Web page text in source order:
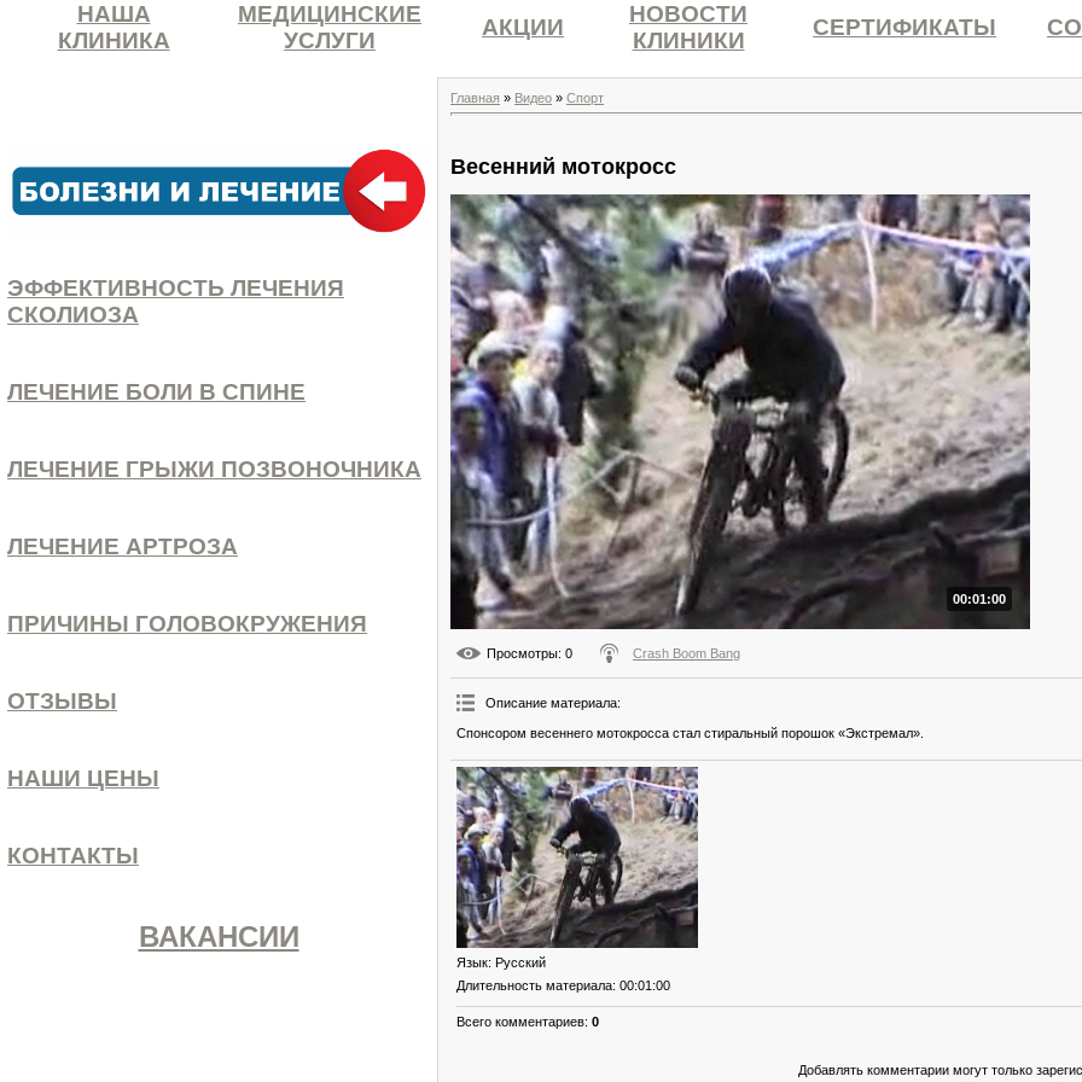
НАША
КЛИНИКА
МЕДИЦИНСКИЕ
УСЛУГИ
АКЦИИ
НОВОСТИ
КЛИНИКИ
СЕРТИФИКАТЫ
ЭФФЕКТИВНОСТЬ ЛЕЧЕНИЯ
СКОЛИОЗА
ЛЕЧЕНИЕ БОЛИ В СПИНЕ
ЛЕЧЕНИЕ ГРЫЖИ ПОЗВОНОЧНИКА
ЛЕЧЕНИЕ АРТРОЗА
ПРИЧИНЫ ГОЛОВОКРУЖЕНИЯ
ОТЗЫВЫ
НАШИ ЦЕНЫ
КОНТАКТЫ
ВАКАНСИИ
Главная » Видео » Спорт
Весенний мотокросс
00:01:00
Просмотры: 0 Crash Boom Bang
Описание материала:
Спонсором весеннего мотокросса стал стиральный порошок «Экстремал».
Язык: Русский
Длительность материала: 00:01:00
Всего комментариев: 0
Добавлять комментарии могут только